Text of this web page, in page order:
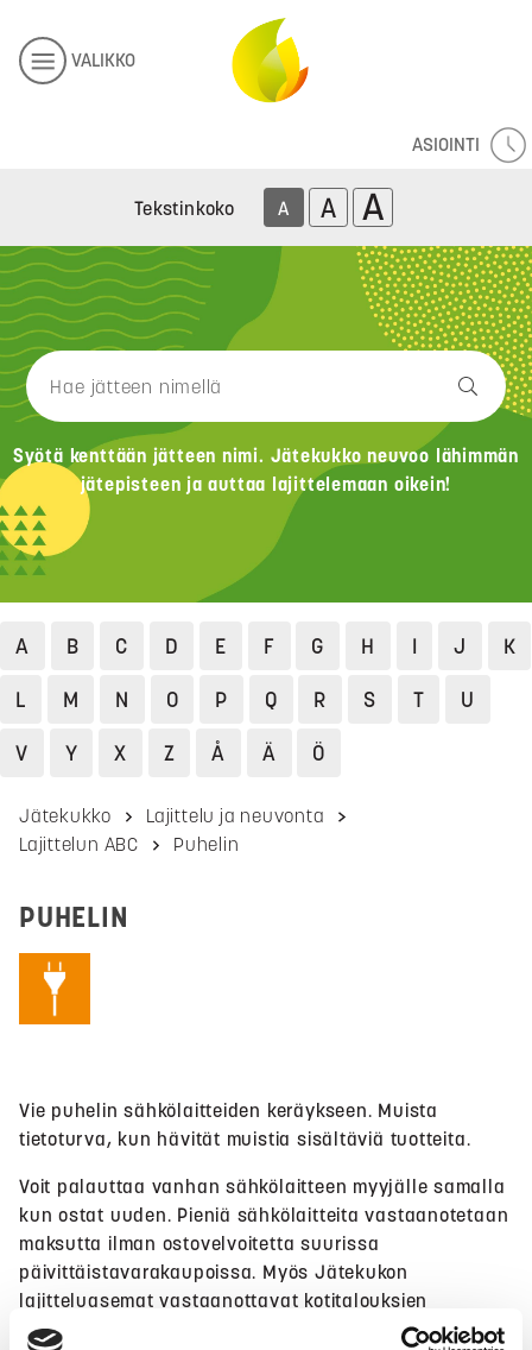
VALIKKO
ASIOINTI
Tekstinkoko A A A
Syötä kenttään jätteen nimi. Jätekukko neuvoo lähimmän
jätepisteen ja auttaa lajittelemaan oikein!
A B C D E F G H I J
K
L
M N O P Q R S T
U
V
Y X Z Å Ä Ö
Jätekukko
Lajittelu ja neuvonta
Lajittelun ABC
Puhelin
PUHELIN
Vie puhelin sähkölaitteiden keräykseen. Muista
tietoturva, kun hävität muistia sisältäviä tuotteita.
Voit palauttaa vanhan sähkölaitteen myyjälle samalla
kun ostat uuden. Pieniä sähkölaitteita vastaanotetaan
maksutta ilman ostovelvoitetta suurissa
päivittäistavarakaupoissa. Myös Jätekukon
lajitteluasemat vastaanottavat kotitalouksien
sähkölaitteita maksutta.